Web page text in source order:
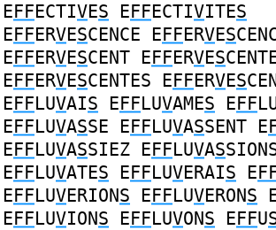
EFFECTIVES EFFECTIVITES
EFFERVESCENCE EFFERVES
EFFERVESCENT EFFERVES
EFFERVESCENTES EFFERVES
EFFLUVAIS EFFLUVAMES EFF
EFFLUVASSE EFFLUVASSENT E
EFFLUVASSIEZ EFFLUVAS
EFFLUVATES EFFLUVERAIS E
EFFLUVERIONS EFFLUVERONS
EFFLUVIONS EFFLUVONS EFFU